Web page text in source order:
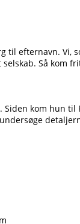
efternavn. Vi,
Så kom
kom hun